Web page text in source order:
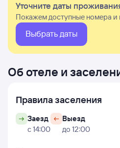
Уточните даты
Покажем доступные номера и
Выбрать даты
Об отеле и
Правила заселения
Заезд
с 14:00
Выезд
до 12:00